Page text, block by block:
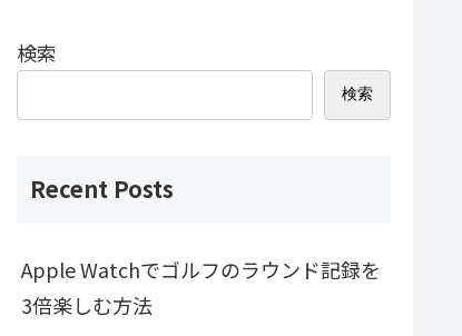
検索
検索
Recent Posts
Apple Watchでゴルフのラウンド記録を
3倍楽しむ方法